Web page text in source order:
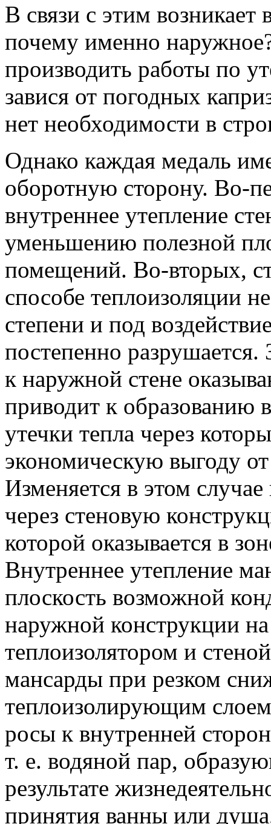
В связи с этим
почему именно
производить работы по
завися от погодных
нет необходимости в
Однако каждая медаль
оборотную сторону. Во-
внутреннее утепление
уменьшению полезной
помещений. Во-вторых,
способе теплоизоляции
степени и под
постепенно
к наружной стене
приводит к образованию
утечки тепла через
экономическую выгоду
Изменяется в этом
через стеновую
которой оказывается в
Внутреннее утепление
плоскость возможной
наружной конструкции
теплоизолятором и
мансарды при резком
теплоизолирующим
росы к внутренней
т. е. водяной пар,
результате
принятия ванны или